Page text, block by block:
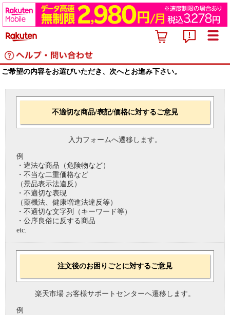
ご希望の内容をお選びいただき、次へとお進み下さい。
不適切な商品/表記/価格に対するご意見
入力フォームへ遷移します。
例
・違法な商品（危険物など）
・不当な二重価格など
（景品表示法違反）
・不適切な表現
（薬機法、健康増進法違反等）
・不適切な文字列（キーワード等）
・公序良俗に反する商品
etc.
注文後のお困りごとに対するご意見
楽天市場 お客様サポートセンターへ遷移します。
例